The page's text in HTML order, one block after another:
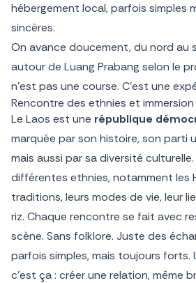
hébergement local, parfois simples
sincères.
On avance doucement, du nord au
autour de Luang Prabang selon le
n’est pas une course. C’est une
Rencontre des ethnies et
Le Laos est une république
marquée par son histoire, son parti
mais aussi par sa diversité
différentes ethnies, notamment les
traditions, leurs modes de vie, leur
riz. Chaque rencontre se fait avec
scène. Sans folklore. Juste des
parfois simples, mais toujours forts.
c’est ça : créer une relation, même